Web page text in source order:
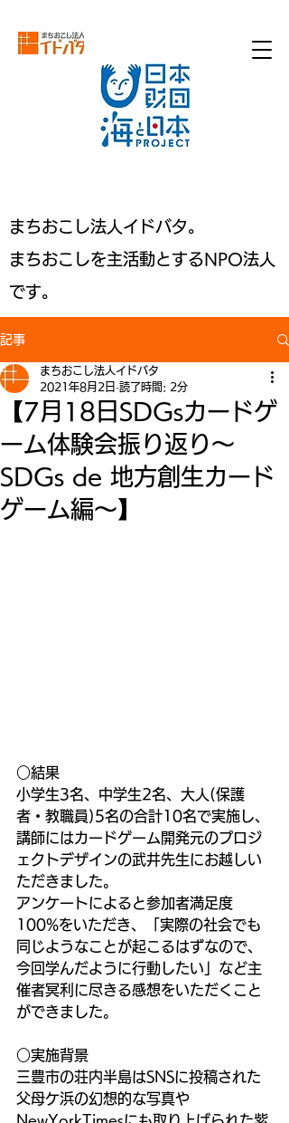
​まちおこし法人イドバタ。
​まちおこしを主活動とするNPO法人
です。
記事
【7月18日SDGsカードゲ
ーム体験会振り返り～
SDGs de 地方創生カード
ゲーム編～】
まちおこし法人イドバタ
2021年8月2日 読了時間: 2分
○結果
小学生3名、中学生2名、大人(保護
者・教職員)5名の合計10名で実施し、
講師にはカードゲーム開発元のプロジ
ェクトデザインの武井先生にお越しい
ただきました。
アンケートによると参加者満足度
100%をいただき、「実際の社会でも
同じようなことが起こるはずなので、
今回学んだように行動したい」など主
催者冥利に尽きる感想をいただくこと
ができました。
○実施背景
三豊市の荘内半島はSNSに投稿された
父母ケ浜の幻想的な写真や